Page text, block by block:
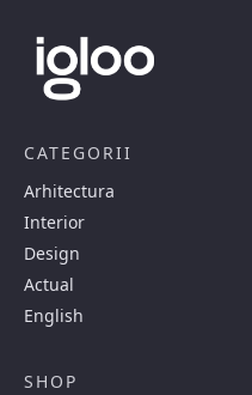
CATEGORII
Arhitectura
Interior
Design
Actual
English
SHOP